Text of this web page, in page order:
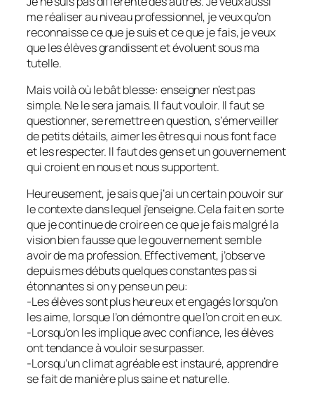
me réaliser au niveau professionnel, je veux qu’on
reconnaisse ce que je suis et ce que je fais, je veux
que les élèves grandissent et évoluent sous ma
tutelle.
Mais voilà où le bât blesse: enseigner n’est pas
simple. Ne le sera jamais. Il faut vouloir. Il faut se
questionner, se remettre en question, s’émerveiller
de petits détails, aimer les êtres qui nous font face
et les respecter. Il faut des gens et un gouvernement
qui croient en nous et nous supportent.
Heureusement, je sais que j’ai un certain pouvoir sur
le contexte dans lequel j’enseigne. Cela fait en sorte
que je continue de croire en ce que je fais malgré la
vision bien fausse que le gouvernement semble
avoir de ma profession. Effectivement, j’observe
depuis mes débuts quelques constantes pas si
étonnantes si on y pense un peu:
-Les élèves sont plus heureux et engagés lorsqu’on
les aime, lorsque l’on démontre que l’on croit en eux.
-Lorsqu’on les implique avec confiance, les élèves
ont tendance à vouloir se surpasser.
-Lorsqu’un climat agréable est instauré, apprendre
se fait de manière plus saine et naturelle.